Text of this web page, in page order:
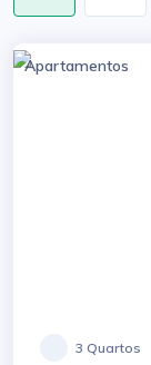
Apartamentos
3 Quartos